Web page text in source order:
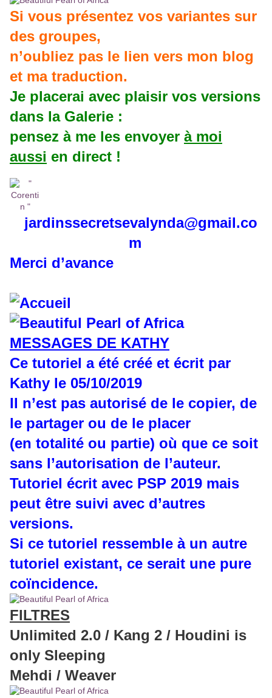
Si vous présentez vos variantes sur
des groupes,
n’oubliez pas le lien vers mon blog
et ma traduction.
Je placerai avec plaisir vos versions
dans la Galerie :
pensez à me les envoyer à moi
aussi en direct !
jardinssecretsevalynda@gmail.co
m
Merci d’avance
MESSAGES DE KATHY
Ce tutoriel a été créé et écrit par
Kathy le 05/10/2019
Il n’est pas autorisé de le copier, de
le partager ou de le placer
(en totalité ou partie) où que ce soit
sans l’autorisation de l’auteur.
Tutoriel écrit avec PSP 2019 mais
peut être suivi avec d’autres
versions.
Si ce tutoriel ressemble à un autre
tutoriel existant, ce serait une pure
coïncidence.
FILTRES
Unlimited 2.0 / Kang 2 / Houdini is
only Sleeping
Mehdi / Weaver